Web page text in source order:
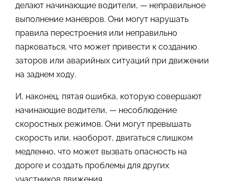
делают начинающие водители, — неправильное
выполнение маневров. Они могут нарушать
правила перестроения или неправильно
парковаться, что может привести к созданию
заторов или аварийных ситуаций при движении
на заднем ходу.
И, наконец, пятая ошибка, которую совершают
начинающие водители, — несоблюдение
скоростных режимов. Они могут превышать
скорость или, наоборот, двигаться слишком
медленно, что может вызвать опасность на
дороге и создать проблемы для других